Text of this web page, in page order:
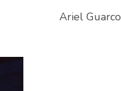
Ariel Guarco